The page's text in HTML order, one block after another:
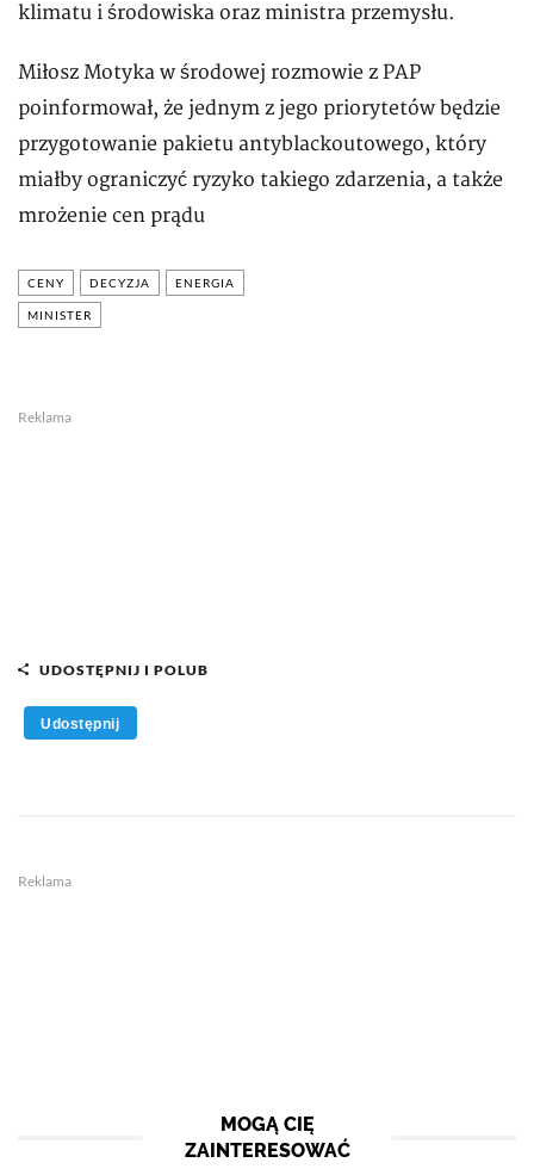
klimatu i środowiska oraz ministra przemysłu.
Miłosz Motyka w środowej rozmowie z PAP
poinformował, że jednym z jego priorytetów będzie
przygotowanie pakietu antyblackoutowego, który
miałby ograniczyć ryzyko takiego zdarzenia, a także
mrożenie cen prądu
CENY DECYZJA ENERGIA
MINISTER
Reklama
UDOSTĘPNIJ I POLUB
Udostępnij
Reklama
MOGĄ CIĘ
ZAINTERESOWAĆ